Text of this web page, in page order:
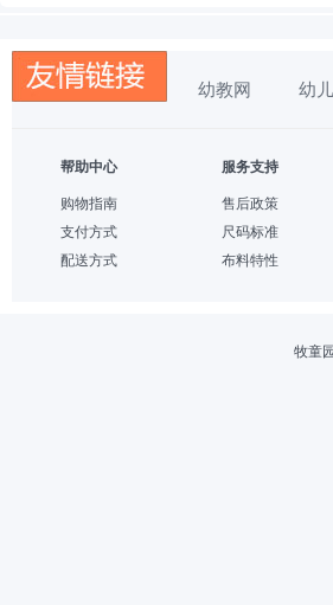
幼教网 幼
帮助中心
购物指南
支付方式
配送方式
服务支持
售后政策
尺码标准
布料特性
牧童